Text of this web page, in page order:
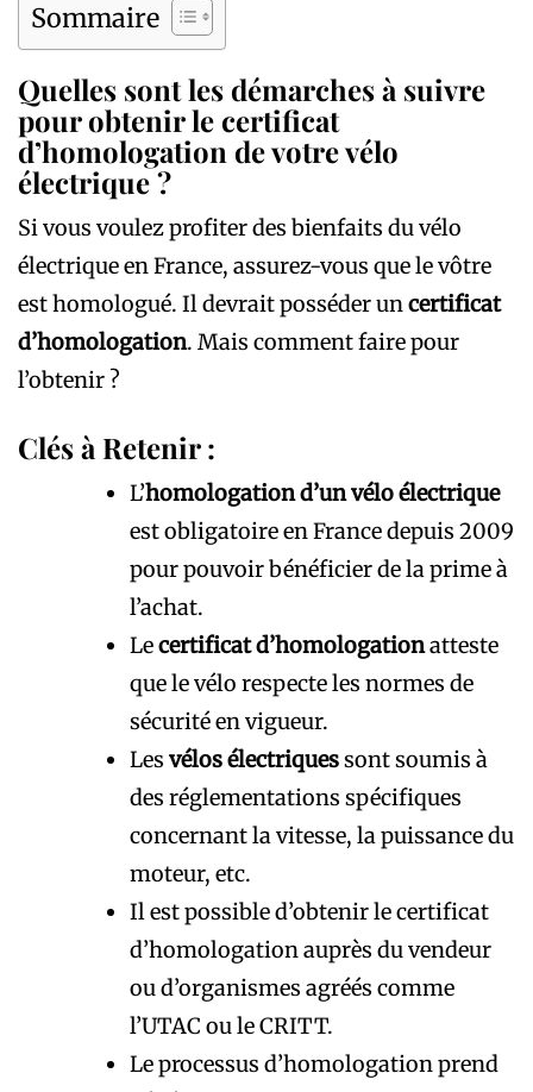
Sommaire
Quelles sont les démarches à suivre
pour obtenir le certificat
d’homologation de votre vélo
électrique ?
Si vous voulez profiter des bienfaits du vélo
électrique en France, assurez-vous que le vôtre
est homologué. Il devrait posséder uncertificat
d’homologation. Mais comment faire pour
l’obtenir ?
Clés à Retenir :
L’homologation d’un vélo électrique
est obligatoire en France depuis 2009
pour pouvoir bénéficier de la prime à
l’achat.
Lecertificat d’homologationatteste
que le vélo respecte les normes de
sécurité en vigueur.
Les vélos électriquessont soumis à
des réglementations spécifiques
concernant la vitesse, la puissance du
moteur, etc.
Il est possible d’obtenir le certificat
d’homologation auprès du vendeur
ou d’organismes agréés comme
l’UTAC ou le CRITT.
Le processus d’homologation prend